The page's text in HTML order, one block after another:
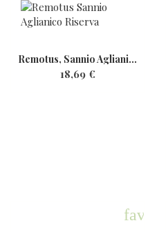
Remotus, Sannio Aglianico...
18,69 €
favorite